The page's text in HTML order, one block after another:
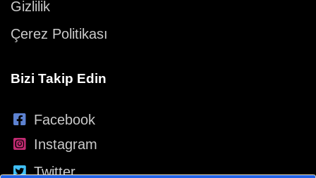
Gizlilik
Çerez Politikası
Bizi Takip Edin
Facebook
Instagram
Twitter